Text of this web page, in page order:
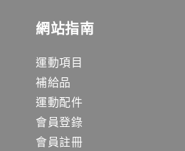
網站指南
運動項目
補給品
運動配件
會員登錄
會員註冊